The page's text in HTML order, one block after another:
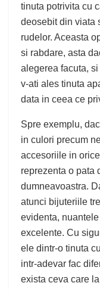
tinuta potrivita cu
deosebit din viata
rudelor. Aceasta
si rabdare, asta
alegerea facuta,
v-ati ales tinuta
data in ceea ce
Spre exemplu,
in culori precum
accesoriile in
reprezenta o pata
dumneavoastra.
atunci bijuteriile
evidenta,
excelente. Cu
ele dintr-o tinuta
intr-adevar fac
exista ceva care